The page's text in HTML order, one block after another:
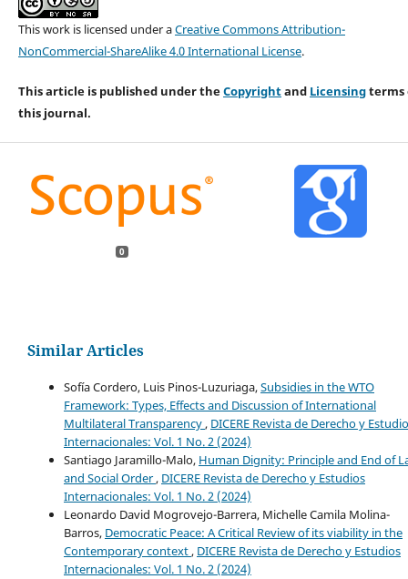
This work is licensed under aCreative Commons Attribution-
NonCommercial-ShareAlike 4.0 International License.
This article is published under theCopyrightand Licensingterms
this journal.
0
Similar Articles
Sofía Cordero, Luis Pinos-Luzuriaga,Subsidies in the WTO
Framework: Types, Effects and Discussion of International
Multilateral Transparency, DICERE Revista de Derecho y
Internacionales: Vol. 1 No. 2 (2024)
Santiago Jaramillo-Malo, Human Dignity: Principle and End of
and Social Order, DICERE Revista de Derecho y Estudios
Internacionales: Vol. 1 No. 2 (2024)
Leonardo David Mogrovejo-Barrera, Michelle Camila Molina-
Barros, Democratic Peace: A Critical Review of its viability in the
Contemporary context, DICERE Revista de Derecho y Estudios
Internacionales: Vol. 1 No. 2 (2024)